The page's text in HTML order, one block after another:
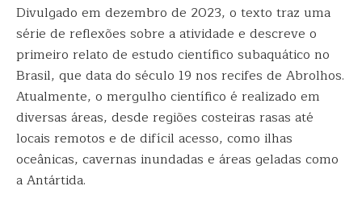
Divulgado em dezembro de 2023, o texto traz uma
série de reflexões sobre a atividade e descreve o
primeiro relato de estudo científico subaquático no
Brasil, que data do século 19 nos recifes de Abrolhos.
Atualmente, o mergulho científico é realizado em
diversas áreas, desde regiões costeiras rasas até
locais remotos e de difícil acesso, como ilhas
oceânicas, cavernas inundadas e áreas geladas como
a Antártida.